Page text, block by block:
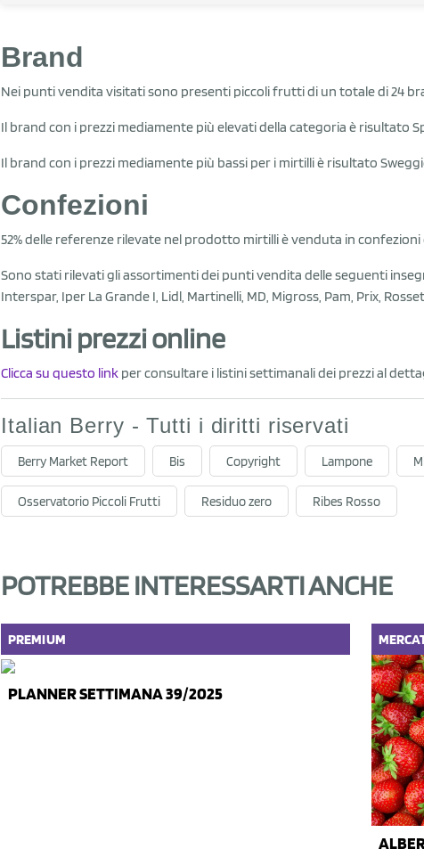
Brand
Nei punti vendita visitati sono presenti piccoli frutti di un totale di 24
Il brand con i prezzi mediamente più elevati della categoria è risultato
Il brand con i prezzi mediamente più bassi per i mirtilli è risultato
Confezioni
52% delle referenze rilevate nel prodotto mirtilli è venduta in confezioni
Sono stati rilevati gli assortimenti dei punti vendita delle seguenti
Interspar, Iper La Grande I, Lidl, Martinelli, MD, Migross, Pam, Prix,
Listini prezzi online
Clicca su questo link per consultare i listini settimanali dei prezzi al
Italian Berry - Tutti i diritti riservati
Berry Market Report Bis Copyright Lampone
Osservatorio Piccoli Frutti Residuo zero Ribes Rosso
POTREBBE INTERESSARTI ANCHE
PREMIUM
PLANNER SETTIMANA 39/2025